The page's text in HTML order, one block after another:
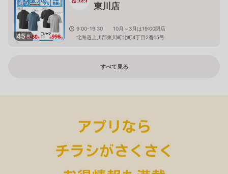
45枚
東川店
9:00-19:30 10月～3月は19:00閉店
北海道上川郡東川町北町4丁目2番15号
すべて見る